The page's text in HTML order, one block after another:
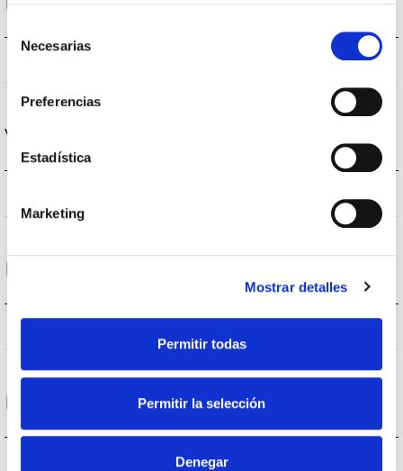
Necesarias
Preferencias
Estadística
Marketing
Mostrar detalles
Permitir todas
Permitir la selección
Denegar
IP20
Vie
Protections
Données générales